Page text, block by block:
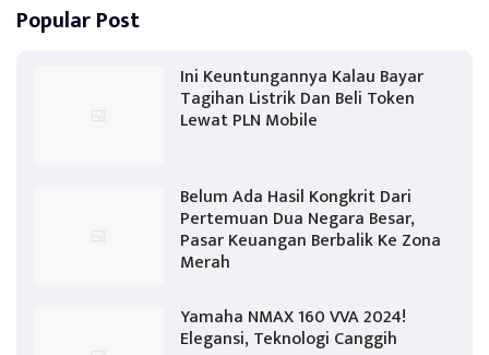
Popular Post
Ini Keuntungannya Kalau Bayar
Tagihan Listrik Dan Beli Token
Lewat PLN Mobile
Belum Ada Hasil Kongkrit Dari
Pertemuan Dua Negara Besar,
Pasar Keuangan Berbalik Ke Zona
Merah
Yamaha NMAX 160 VVA 2024!
Elegansi, Teknologi Canggih